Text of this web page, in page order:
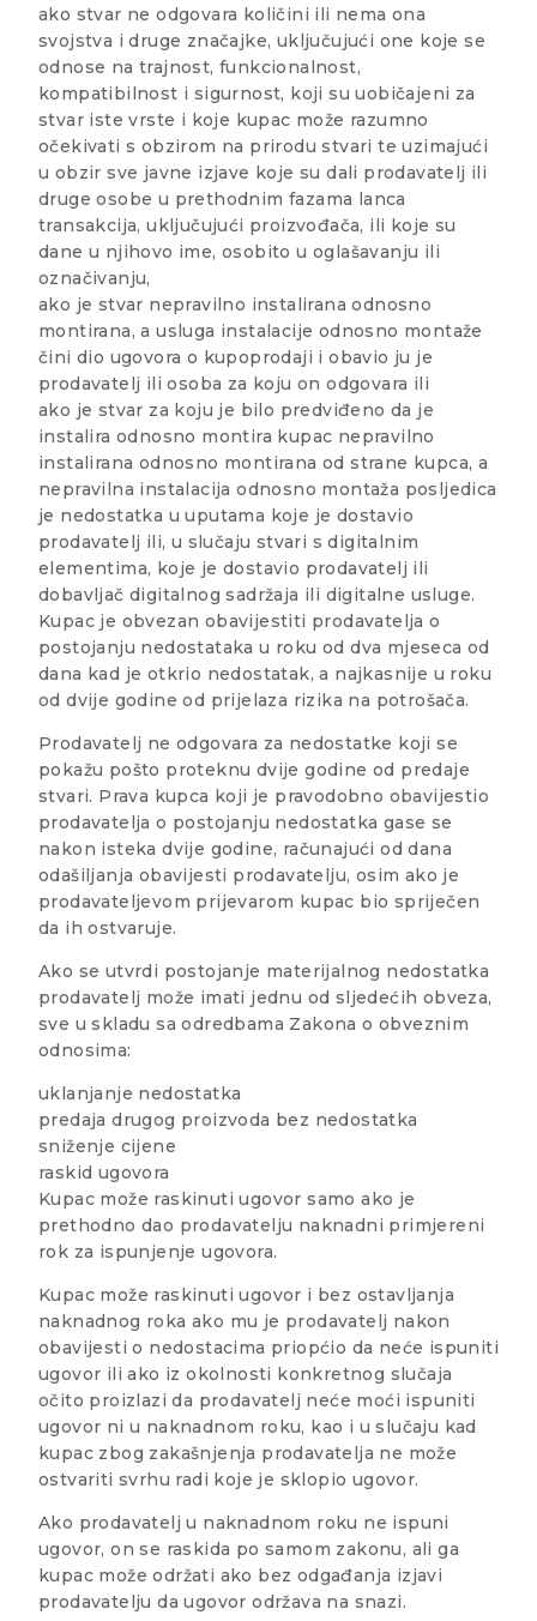
ako stvar ne odgovara količini ili nema ona
svojstva i druge značajke, uključujući one koje se
odnose na trajnost, funkcionalnost,
kompatibilnost i sigurnost, koji su uobičajeni za
stvar iste vrste i koje kupac može razumno
očekivati s obzirom na prirodu stvari te uzimajući
u obzir sve javne izjave koje su dali prodavatelj ili
druge osobe u prethodnim fazama lanca
transakcija, uključujući proizvođača, ili koje su
dane u njihovo ime, osobito u oglašavanju ili
označivanju,
ako je stvar nepravilno instalirana odnosno
montirana, a usluga instalacije odnosno montaže
čini dio ugovora o kupoprodaji i obavio ju je
prodavatelj ili osoba za koju on odgovara ili
ako je stvar za koju je bilo predviđeno da je
instalira odnosno montira kupac nepravilno
instalirana odnosno montirana od strane kupca, a
nepravilna instalacija odnosno montaža posljedica
je nedostatka u uputama koje je dostavio
prodavatelj ili, u slučaju stvari s digitalnim
elementima, koje je dostavio prodavatelj ili
dobavljač digitalnog sadržaja ili digitalne usluge.
Kupac je obvezan obavijestiti prodavatelja o
postojanju nedostataka u roku od dva mjeseca od
dana kad je otkrio nedostatak, a najkasnije u roku
od dvije godine od prijelaza rizika na potrošača.
Prodavatelj ne odgovara za nedostatke koji se
pokažu pošto proteknu dvije godine od predaje
stvari. Prava kupca koji je pravodobno obavijestio
prodavatelja o postojanju nedostatka gase se
nakon isteka dvije godine, računajući od dana
odašiljanja obavijesti prodavatelju, osim ako je
prodavateljevom prijevarom kupac bio spriječen
da ih ostvaruje.
Ako se utvrdi postojanje materijalnog nedostatka
prodavatelj može imati jednu od sljedećih obveza,
sve u skladu sa odredbama Zakona o obveznim
odnosima:
uklanjanje nedostatka
predaja drugog proizvoda bez nedostatka
sniženje cijene
raskid ugovora
Kupac može raskinuti ugovor samo ako je
prethodno dao prodavatelju naknadni primjereni
rok za ispunjenje ugovora.
Kupac može raskinuti ugovor i bez ostavljanja
naknadnog roka ako mu je prodavatelj nakon
obavijesti o nedostacima priopćio da neće ispuniti
ugovor ili ako iz okolnosti konkretnog slučaja
očito proizlazi da prodavatelj neće moći ispuniti
ugovor ni u naknadnom roku, kao i u slučaju kad
kupac zbog zakašnjenja prodavatelja ne može
ostvariti svrhu radi koje je sklopio ugovor.
Ako prodavatelj u naknadnom roku ne ispuni
ugovor, on se raskida po samom zakonu, ali ga
kupac može održati ako bez odgađanja izjavi
prodavatelju da ugovor održava na snazi.